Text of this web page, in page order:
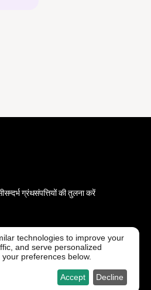
सन्दर्भ ग्रंथसंपत्तियों की तुलना करें
@ Freedx 2026
technologies to improve your
and serve personalized
preferences below.
Decline
Accept